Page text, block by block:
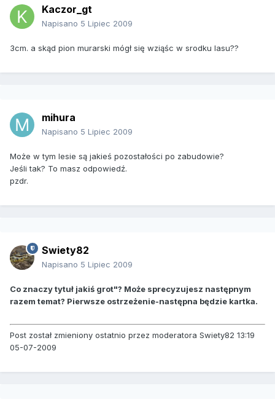
Kaczor_gt
Napisano 5 Lipiec 2009
3cm. a skąd pion murarski mógł się wziąśc w srodku lasu??
mihura
Napisano 5 Lipiec 2009
Może w tym lesie są jakieś pozostałości po zabudowie?
Jeśli tak? To masz odpowiedź.
pzdr.
Swiety82
Napisano 5 Lipiec 2009
Co znaczy tytuł jakiś grot"? Może sprecyzujesz następnym
razem temat? Pierwsze ostrzeżenie-następna będzie kartka.
Post został zmieniony ostatnio przez moderatora Swiety82 13:19
05-07-2009